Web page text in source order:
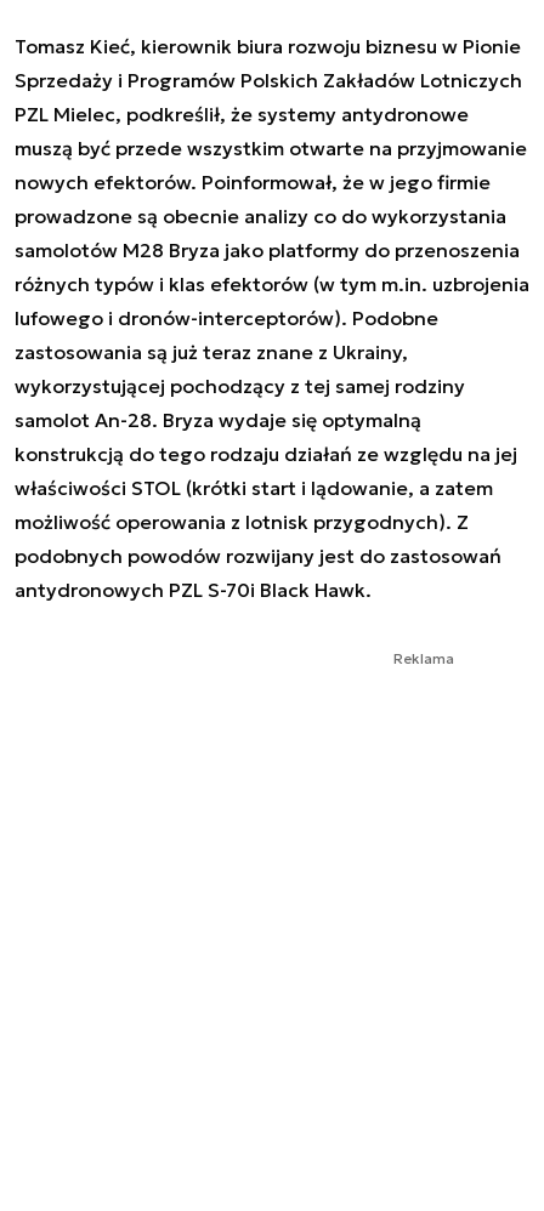
Tomasz Kieć, kierownik biura rozwoju biznesu w Pionie
Sprzedaży i Programów Polskich Zakładów Lotniczych
PZL Mielec, podkreślił, że systemy antydronowe
muszą być przede wszystkim otwarte na przyjmowanie
nowych efektorów. Poinformował, że w jego firmie
prowadzone są obecnie analizy co do wykorzystania
samolotów M28 Bryza jako platformy do przenoszenia
różnych typów i klas efektorów (w tym m.in. uzbrojenia
lufowego i dronów-interceptorów). Podobne
zastosowania są już teraz znane z Ukrainy,
wykorzystującej pochodzący z tej samej rodziny
samolot An-28. Bryza wydaje się optymalną
konstrukcją do tego rodzaju działań ze względu na jej
właściwości STOL (krótki start i lądowanie, a zatem
możliwość operowania z lotnisk przygodnych). Z
podobnych powodów rozwijany jest do zastosowań
antydronowych PZL S-70i Black Hawk.
Reklama